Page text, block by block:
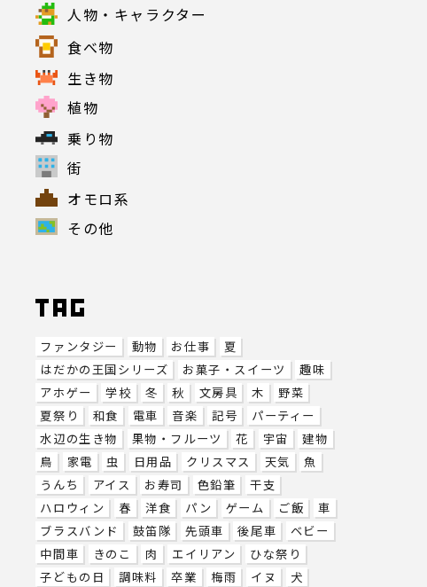
人物・キャラクター
食べ物
生き物
植物
乗り物
街
オモロ系
その他
ファンタジー 動物 お仕事
夏
はだかの王国シリーズ
お菓子・スイーツ
趣味
アホゲー
学校 冬 秋 文房具 木
野菜
夏祭り
和食 電車 音楽 記号
パーティー
水辺の生き物
果物・フルーツ 花 宇宙
建物
鳥
家電 虫 日用品 クリスマス 天気
魚
うんち
アイス お寿司 色鉛筆
干支
ハロウィン
春 洋食 パン ゲーム ご飯
車
ブラスバンド
鼓笛隊 先頭車 後尾車
ベビー
中間車
きのこ 肉 エイリアン
ひな祭り
子どもの日
調味料 卒業 梅雨 イヌ
犬